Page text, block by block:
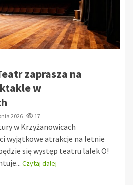
zaprasza na
w
2026 17
w Krzyżanowicach
wyjątkowe atrakcje na letnie
się występ teatru lalek O!
Czytaj dalej